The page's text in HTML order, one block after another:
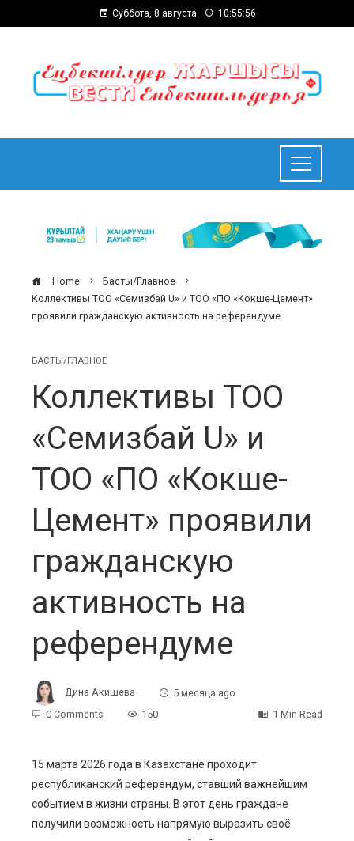
Суббота, 8 августа 10:55:56
Home
Басты/Главное
Коллективы ТОО «Семизбай U» и ТОО «ПО «Кокше-Цемент»
проявили гражданскую активность на референдуме
БАСТЫ/ГЛАВНОЕ
Коллективы ТОО
«Семизбай U» и
ТОО «ПО «Кокше-
Цемент» проявили
гражданскую
активность на
референдуме
Дина Акишева
5 месяца ago
0 Comments
150 1 Min Read
15 марта 2026 года в Казахстане проходит
республиканский референдум, ставший важнейшим
событием в жизни страны. В этот день граждане
получили возможность напрямую выразить своё